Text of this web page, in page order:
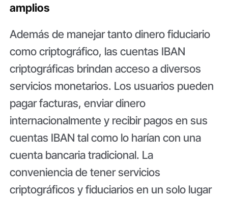
amplios
Además de manejar tanto dinero fiduciario
como criptográfico, las cuentas IBAN
criptográficas brindan acceso a diversos
servicios monetarios. Los usuarios pueden
pagar facturas, enviar dinero
internacionalmente y recibir pagos en sus
cuentas IBAN tal como lo harían con una
cuenta bancaria tradicional. La
conveniencia de tener servicios
criptográficos y fiduciarios en un solo lugar